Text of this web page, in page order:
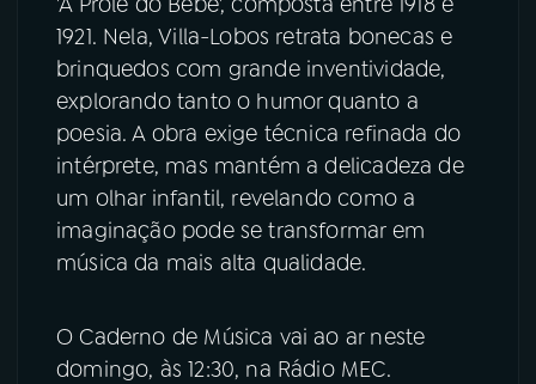
1921. Nela, Villa-Lobos retrata bonecas e
brinquedos com grande inventividade,
explorando tanto o humor quanto a
poesia. A obra exige técnica refinada do
intérprete, mas mantém a delicadeza de
um olhar infantil, revelando como a
imaginação pode se transformar em
música da mais alta qualidade.
O Caderno de Música vai ao ar neste
domingo, às 12:30, na Rádio MEC.